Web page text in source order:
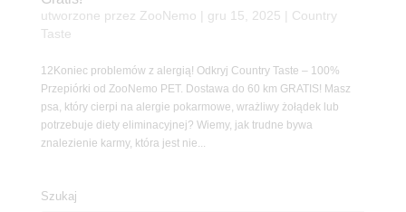
utworzone przez ZooNemo gru 15, 2025
Country
Taste
12Koniec problemów z alergią! Odkryj Country Taste – 100%
Przepiórki od ZooNemo PET. Dostawa do 60 km GRATIS! Masz
psa, który cierpi na alergie pokarmowe, wrażliwy żołądek lub
potrzebuje diety eliminacyjnej? Wiemy, jak trudne bywa
znalezienie karmy, która jest nie...
Szukaj